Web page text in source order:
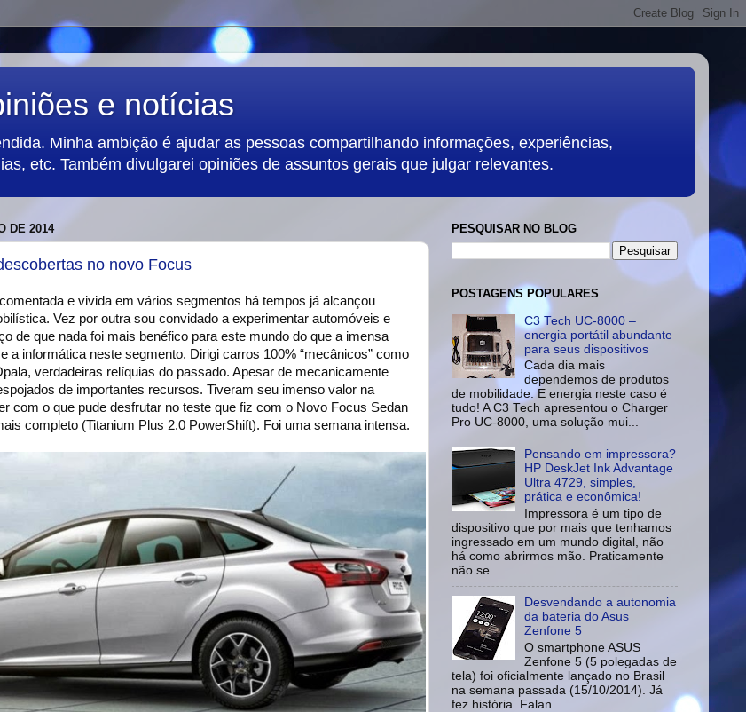
e notícias
Minha ambição é ajudar as pessoas compartilhando informações, experiências,
etc. Também divulgarei opiniões de assuntos gerais que julgar relevantes.
DE 2014
no novo Focus
e vivida em vários segmentos há tempos já alcançou
Vez por outra sou convidado a experimentar automóveis e
de que nada foi mais benéfico para este mundo do que a imensa
a informática neste segmento. Dirigi carros 100% “mecânicos” como
verdadeiras relíquias do passado. Apesar de mecanicamente
de importantes recursos. Tiveram seu imenso valor na
com o que pude desfrutar no teste que fiz com o Novo Focus Sedan
completo (Titanium Plus 2.0 PowerShift). Foi uma semana intensa.
PESQUISAR NO BLOG
POSTAGENS POPULARES
C3 Tech UC-8000 –
energia portátil abundante
para seus dispositivos
Cada dia mais
dependemos de produtos
de mobilidade. E energia neste caso é
tudo! A C3 Tech apresentou o Charger
Pro UC-8000, uma solução mui...
Pensando em impressora?
HP DeskJet Ink Advantage
Ultra 4729, simples,
prática e econômica!
Impressora é um tipo de
dispositivo que por mais que tenhamos
ingressado em um mundo digital, não
há como abrirmos mão. Praticamente
não se...
Desvendando a autonomia
da bateria do Asus
Zenfone 5
O smartphone ASUS
Zenfone 5 (5 polegadas de
tela) foi oficialmente lançado no Brasil
na semana passada (15/10/2014). Já
fez história. Falan...